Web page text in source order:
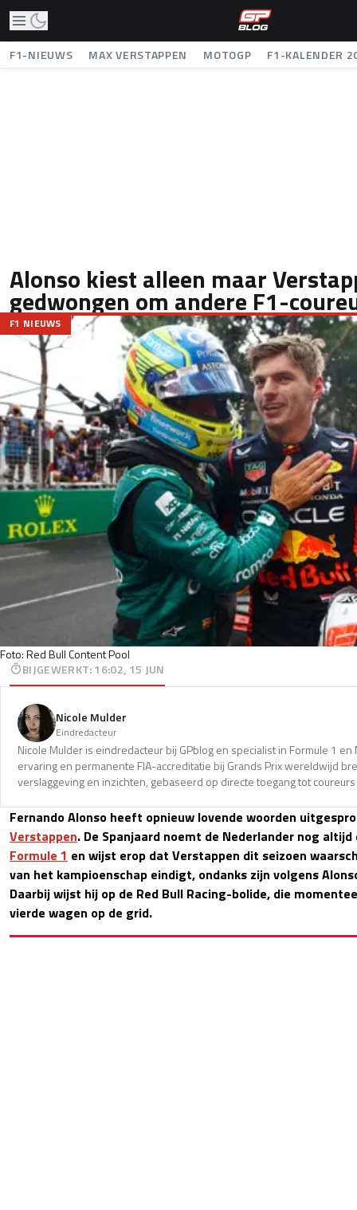
F1-NIEUWS MAX VERSTAPPEN MOTOGP F1-KALENDER
Alonso kiest alleen maar
gedwongen om andere F1-
Foto: Red Bull Content Pool
F1 NIEUWS
BIJGEWERKT:16:02, 15 JUN
Nicole Mulder
Eindredacteur
Nicole Mulder is eindredacteur bij GPblog en specialist in Formule 1 en
ervaring en permanente FIA-accreditatie bij Grands Prix wereldwijd
verslaggeving en inzichten, gebaseerd op directe toegang tot
Fernando Alonso heeft opnieuw lovende woorden
Verstappen. De Spanjaard noemt de Nederlander nog
Formule 1 en wijst erop dat Verstappen dit seizoen
van het kampioenschap eindigt, ondanks zijn volgens
Daarbij wijst hij op de Red Bull Racing-bolide, die
vierde wagen op de grid.